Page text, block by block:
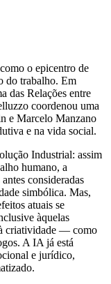
o epicentro de
do trabalho. Em
das Relações entre
coordenou uma
e Marcelo Manzano
e na vida social.
Industrial: assim
humano, a
consideradas
simbólica. Mas,
atuais se
àquelas
criatividade — como
A IA já está
e jurídico,